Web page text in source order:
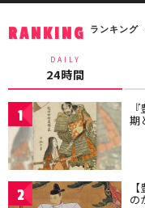
RANKING ランキング
DAILY
24時間
1 期
2 の